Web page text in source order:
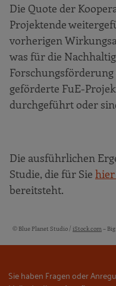
Die Quote der
Projektende
vorherigen
was für die
geförderte FuE-
durchgeführt oder
Die ausführlichen
Studie, die für Sie hier
bereitsteht.
Bildquellen und
© Blue Planet Studio / iStock.com –
Sie haben Fragen oder